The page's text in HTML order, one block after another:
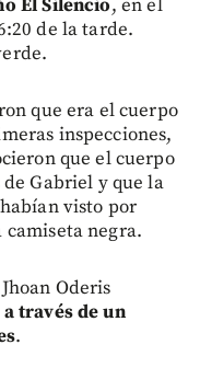
El Silencio, en el
de la tarde.
que era el cuerpo
inspecciones,
que el cuerpo
Gabriel y que la
visto por
negra.
Oderis
través de un
.